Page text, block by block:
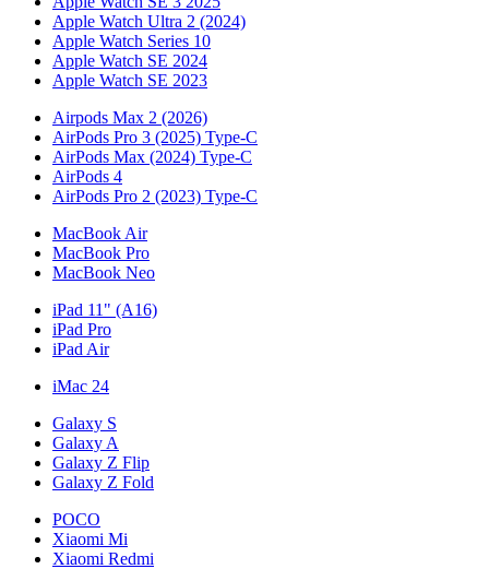
Apple Watch Ultra 2 (2024)
Apple Watch Series 10
Apple Watch SE 2024
Apple Watch SE 2023
Airpods Max 2 (2026)
AirPods Pro 3 (2025) Type-C
AirPods Max (2024) Type-C
AirPods 4
AirPods Pro 2 (2023) Type-C
MacBook Air
MacBook Pro
MacBook Neo
iPad 11" (A16)
iPad Pro
iPad Air
iMac 24
Galaxy S
Galaxy A
Galaxy Z Flip
Galaxy Z Fold
POCO
Xiaomi Mi
Xiaomi Redmi